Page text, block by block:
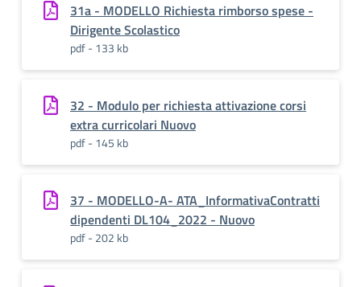
31a - MODELLO Richiesta rimborso spese -
Dirigente Scolastico
pdf - 133 kb
32 - Modulo per richiesta attivazione corsi
extra curricolari Nuovo
pdf - 145 kb
37 - MODELLO-A- ATA_InformativaContratti
dipendenti DL104_2022 - Nuovo
pdf - 202 kb